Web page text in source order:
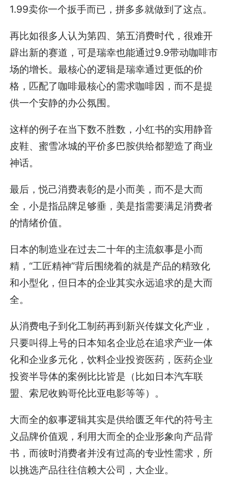
1.99卖你一个扳手而已，拼多多就做到了这点。
再比如很多人认为第四、第五消费时代，很难开
辟出新的赛道，可是瑞幸也能通过9.9带动咖啡市
场的增长。最核心的逻辑是瑞幸通过更低的价
格，匹配了咖啡最核心的需求咖啡因，而不是提
供一个安静的办公氛围。
这样的例子在当下数不胜数，小红书的实用静音
皮鞋、蜜雪冰城的平价多巴胺供给都塑造了商业
神话。
最后，悦己消费表彰的是小而美，而不是大而
全，小是指品牌足够垂，美是指需要满足消费者
的情绪价值。
日本的制造业在过去二十年的主流叙事是小而
精，“工匠精神”背后围绕着的就是产品的精致化
和小型化，但日本的企业其实永远追求的是大而
全。
从消费电子到化工制药再到新兴传媒文化产业，
只要叫得上号的日本知名企业总在追求产业一体
化和企业多元化，饮料企业投资医药，医药企业
投资半导体的案例比比皆是（比如日本汽车联
盟、索尼收购哥伦比亚电影等等）。
大而全的叙事逻辑其实是供给匮乏年代的符号主
义品牌价值观，利用大而全的企业形象向产品背
书，而彼时消费者并没有过高的专业性需求，所
以挑选产品往往信赖大公司，大企业。